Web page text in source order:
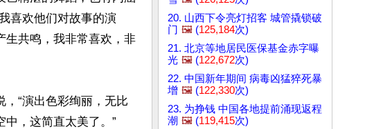
喜欢他们对故事的演
生共鸣，我非常喜欢，非
“演出色彩绚丽，无比
，这简直太美了。”
20. 山西下令亮灯招客 城管撬锁破
门 🖼️ (125,184次)
21. 北京等地居民医保基金赤字曝
光 🖼️ (122,672次)
22. 中国新年期间 病毒凶猛猝死暴
增 🖼️ (122,330次)
23. 为挣钱 中国各地提前涌现返程
潮 🖼️ (119,415次)